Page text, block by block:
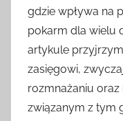
gdzie wpływa na
pokarm dla wielu
artykule
zasięgowi,
rozmnażaniu
związanym z tym